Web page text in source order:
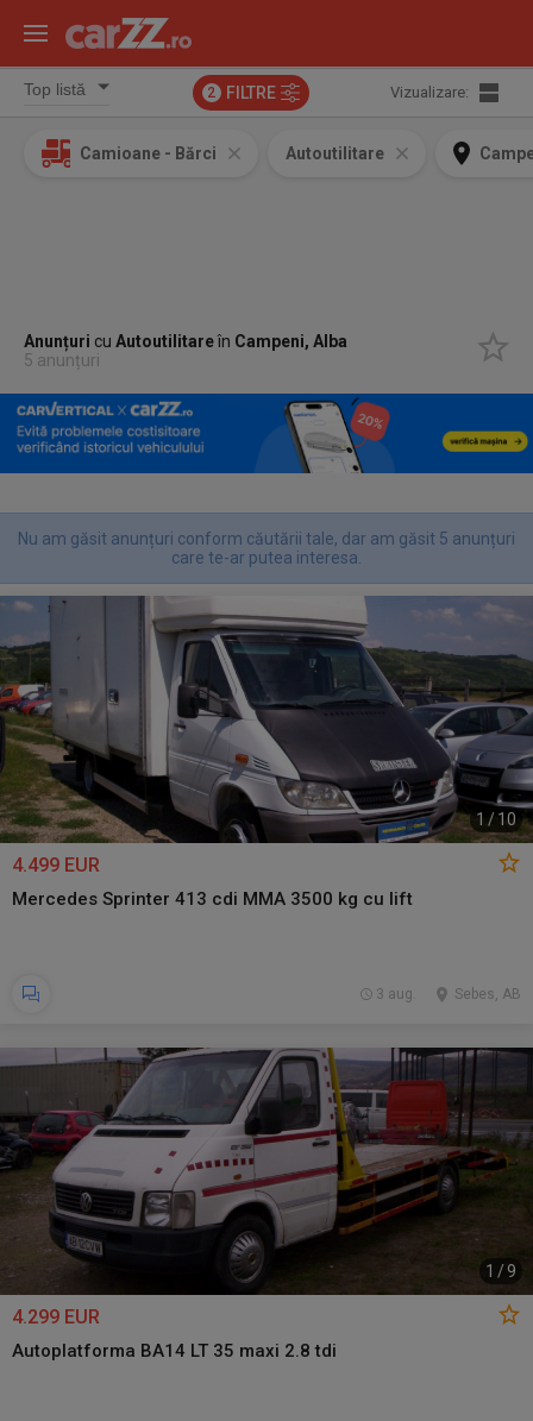
2 FILTRE Vizualizare:
Camioane - Bărci Autoutilitare
Anunțuri cuAutoutilitareîn Campeni, Alba
5 anunțuri
Nu am găsit anunțuri conform căutării tale, dar am găsit 5 anunțuri
care te-ar putea interesa.
1 / 10
4.499 EUR
Mercedes Sprinter 413 cdi MMA 3500 kg cu lift
Sebes, AB
3 aug.
1 /9
4.299 EUR
Autoplatforma BA14 LT 35 maxi 2.8 tdi